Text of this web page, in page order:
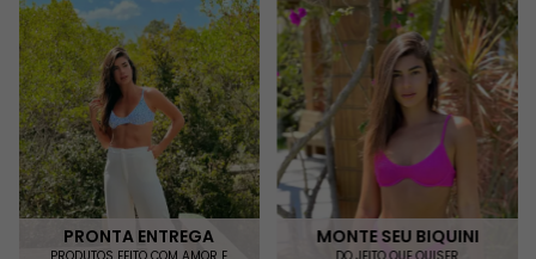
PRONTA ENTREGA MONTE SEU BIQUINI